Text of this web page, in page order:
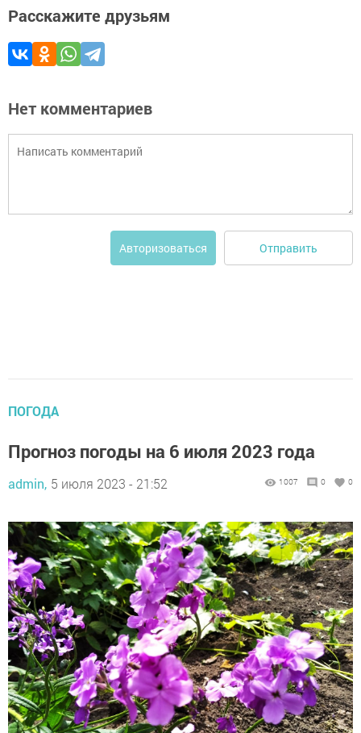
Расскажите друзьям
Нет комментариев
Авторизоваться Отправить
ПОГОДА
Прогноз погоды на 6 июля 2023 года
admin, 5 июля 2023 - 21:52 1007 0 0